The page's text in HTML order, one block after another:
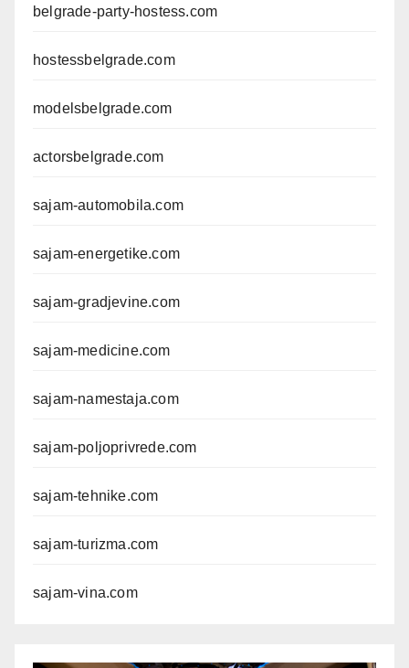
belgrade-party-hostess.com
hostessbelgrade.com
modelsbelgrade.com
actorsbelgrade.com
sajam-automobila.com
sajam-energetike.com
sajam-gradjevine.com
sajam-medicine.com
sajam-namestaja.com
sajam-poljoprivrede.com
sajam-tehnike.com
sajam-turizma.com
sajam-vina.com